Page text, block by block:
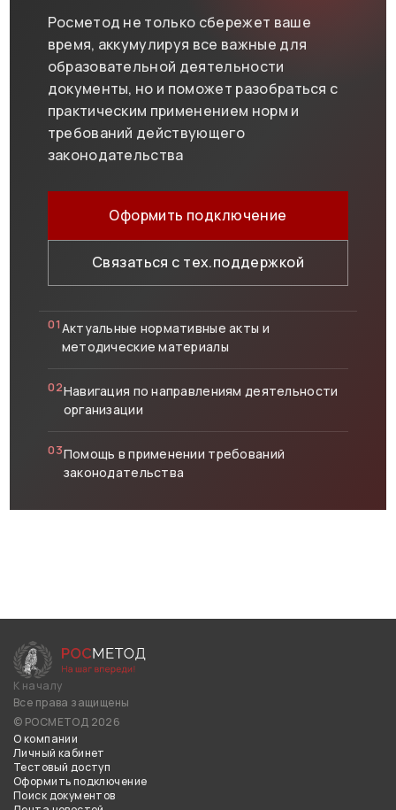
Росметод не только сбережет ваше
время, аккумулируя все важные для
образовательной деятельности
документы, но и поможет разобраться с
практическим применением норм и
требований действующего
законодательства
Оформить подключение
Связаться с тех.поддержкой
01Актуальные нормативные акты и
методические материалы
02Навигация по направлениям деятельности
организации
03Помощь в применении требований
законодательства
К началу
Все права защищены
© РОСМЕТОД 2026
О компании
Личный кабинет
Тестовый доступ
Оформить подключение
Поиск документов